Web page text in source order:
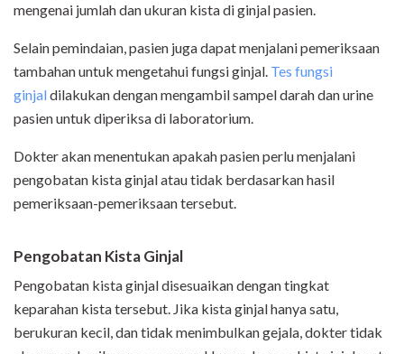
mengenai jumlah dan ukuran kista di ginjal pasien.
Selain pemindaian, pasien juga dapat menjalani pemeriksaan
tambahan untuk mengetahui fungsi ginjal. Tes fungsi
ginjaldilakukan dengan mengambil sampel darah dan urine
pasien untuk diperiksa di laboratorium.
Dokter akan menentukan apakah pasien perlu menjalani
pengobatan kista ginjal atau tidak berdasarkan hasil
pemeriksaan-pemeriksaan tersebut.
Pengobatan Kista Ginjal
Pengobatan kista ginjal disesuaikan dengan tingkat
keparahan kista tersebut. Jika kista ginjal hanya satu,
berukuran kecil, dan tidak menimbulkan gejala, dokter tidak